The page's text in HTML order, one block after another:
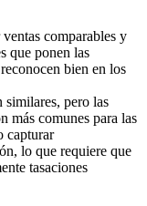
comparables y
que ponen las
bien en los
similares, pero las
más comunes para las
capturar
lo que requiere que
tasaciones